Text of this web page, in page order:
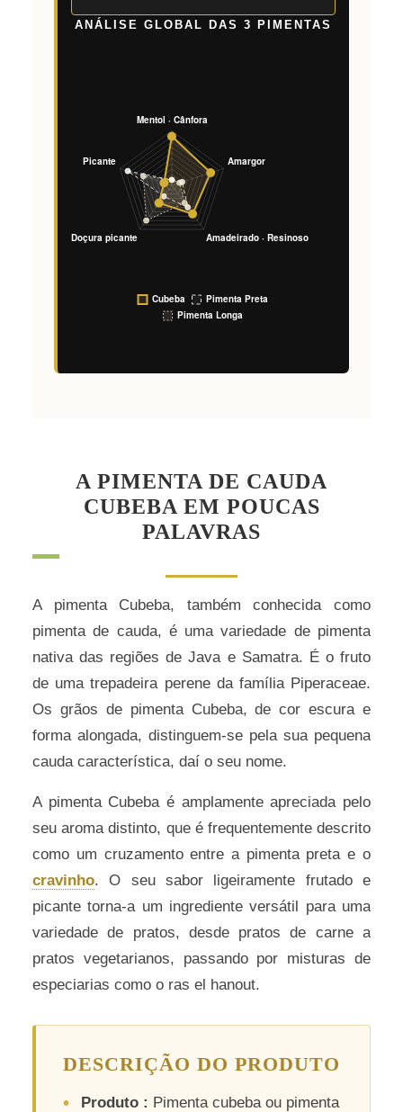
ANÁLISE GLOBAL DAS 3 PIMENTAS
A PIMENTA DE CAUDA
CUBEBA EM POUCAS
PALAVRAS
A pimenta Cubeba, também conhecida como
pimenta de cauda, é uma variedade de pimenta
nativa das regiões de Java e Samatra. É o fruto
de uma trepadeira perene da família Piperaceae.
Os grãos de pimenta Cubeba, de cor escura e
forma alongada, distinguem-se pela sua pequena
cauda característica, daí o seu nome.
A pimenta Cubeba é amplamente apreciada pelo
seu aroma distinto, que é frequentemente descrito
como um cruzamento entre a pimenta preta e o
cravinho. O seu sabor ligeiramente frutado e
picante torna-a um ingrediente versátil para uma
variedade de pratos, desde pratos de carne a
pratos vegetarianos, passando por misturas de
especiarias como o ras el hanout.
DESCRIÇÃO DO PRODUTO
Produto : Pimenta cubeba ou pimenta